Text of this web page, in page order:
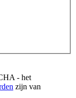
- het
zijn van